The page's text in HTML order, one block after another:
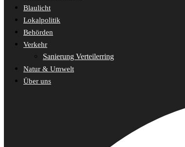
Blaulicht
Lokalpolitik
Behörden
Verkehr
Sanierung Verteilerring
Natur & Umwelt
Über uns